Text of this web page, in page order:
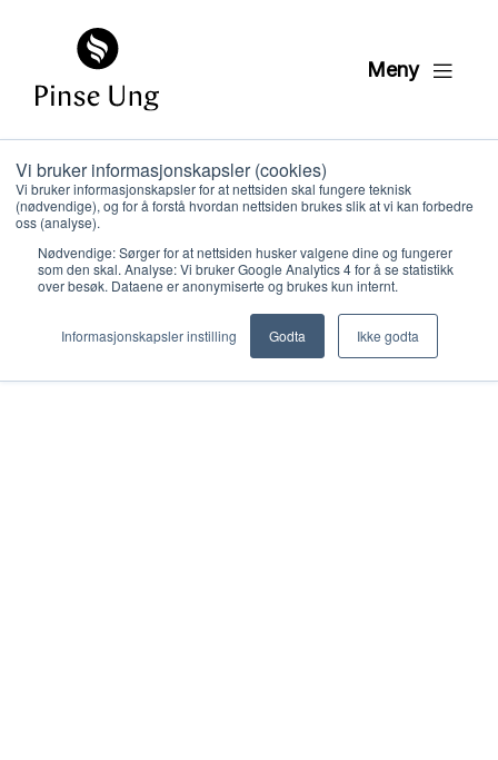
Vi bruker informasjonskapsler (cookies)
Vi bruker informasjonskapsler for at nettsiden skal fungere teknisk
(nødvendige), og for å forstå hvordan nettsiden brukes slik at vi kan forbedre
oss (analyse).
Nødvendige: Sørger for at nettsiden husker valgene dine og fungerer
som den skal. Analyse: Vi bruker Google Analytics 4 for å se statistikk
over besøk. Dataene er anonymiserte og brukes kun internt.
Informasjonskapsler instilling Godta Ikke godta
Meny
Hva vi gjør